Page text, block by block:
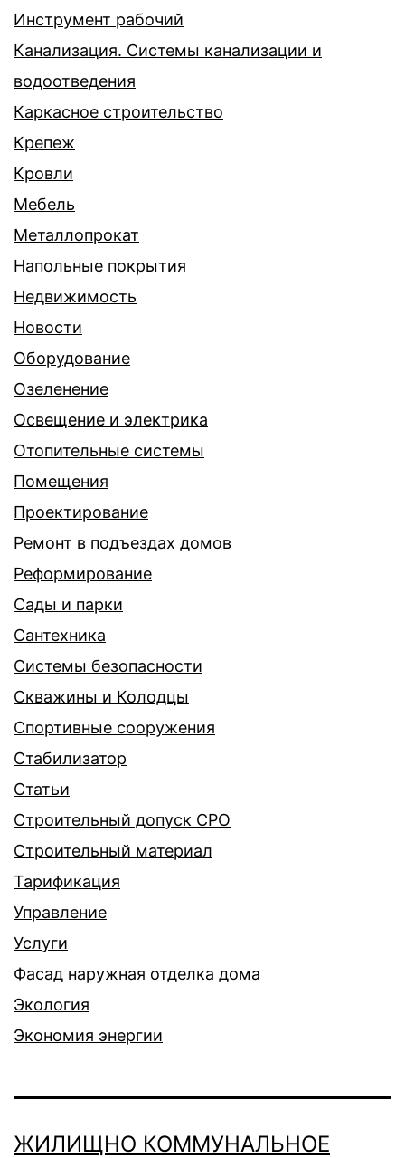
Инструмент рабочий
Канализация. Системы канализации и
водоотведения
Каркасное строительство
Крепеж
Кровли
Мебель
Металлопрокат
Напольные покрытия
Недвижимость
Новости
Оборудование
Озеленение
Освещение и электрика
Отопительные системы
Помещения
Проектирование
Ремонт в подъездах домов
Реформирование
Сады и парки
Сантехника
Системы безопасности
Скважины и Колодцы
Спортивные сооружения
Стабилизатор
Статьи
Строительный допуск СРО
Строительный материал
Тарификация
Управление
Услуги
Фасад наружная отделка дома
Экология
Экономия энергии
ЖИЛИЩНО КОММУНАЛЬНОЕ